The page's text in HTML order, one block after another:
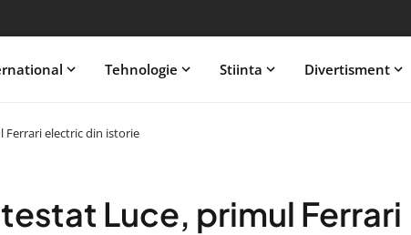
Tehnologie Stiinta Divertisment
Ferrari electric din istorie
Luce, primul Ferrari